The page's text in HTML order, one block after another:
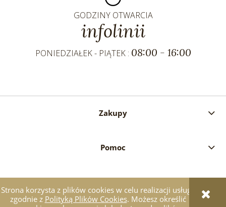
Strona korzysta z plików cookies w celu realizacji usług i
zgodnie z Polityką Plików Cookies. Możesz określić
GODZINY OTWARCIA
infolinii
PONIEDZIAŁEK - PIĄTEK : 08:00 - 16:00
Zakupy
Pomoc